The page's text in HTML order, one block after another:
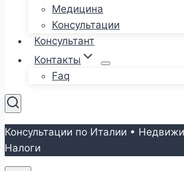
Медицина
Консультации
Консультант
Контакты
Faq
Консультации по Италии •
Налоги